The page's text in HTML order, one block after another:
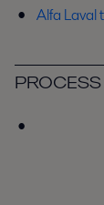
Alfa Laval